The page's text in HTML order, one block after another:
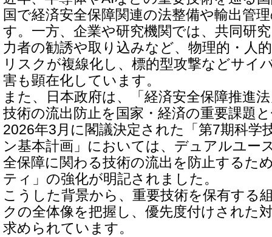
国で経済安全保障関連の法整備や輸出管
す。一方、企業や研究機関では、共同研
力者の勧誘や取り込みなど、物理的・人
リスクが複線化し、標的型攻撃などサイ
害も顕在化しています。
また、日本政府は、「経済安全保障推進
技術の流出防止を国家・経済の重要課題
2026年3月に閣議決定された「第7期科学
ン基本計画」においては、デュアルユー
全保障に関わる技術の流出を防止するた
ティ」の強化が明記されました。
こうした背景から、重要技術を保有する
クの全体像を把握し、優先度付けされた
求められています。